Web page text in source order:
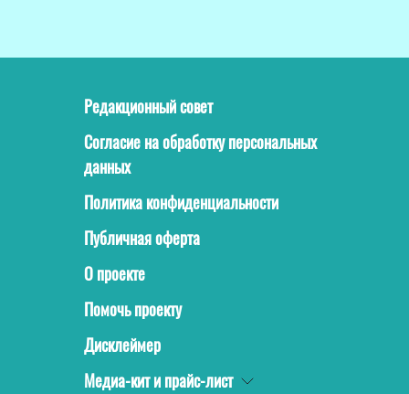
Редакционный совет
Согласие на обработку персональных
данных
Политика конфиденциальности
Публичная оферта
О проекте
Помочь проекту
Дисклеймер
Медиа-кит и прайс-лист